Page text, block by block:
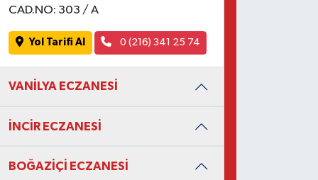
CAD.NO: 303 / A
Yol Tarifi Al 0 (216) 341 25 74
VANİLYA ECZANESİ
İNCİR ECZANESİ
BOĞAZİÇİ ECZANESİ